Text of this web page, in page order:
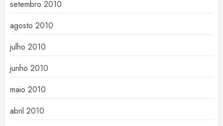
setembro 2010
agosto 2010
julho 2010
junho 2010
maio 2010
abril 2010